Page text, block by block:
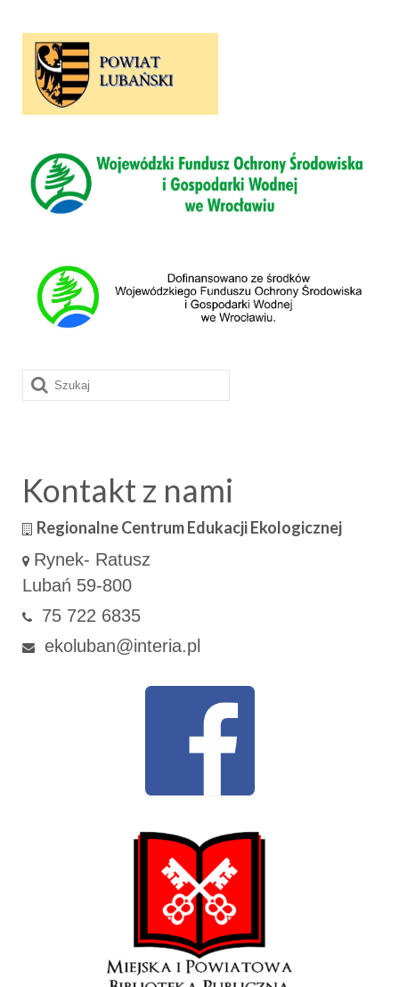
Szuklaj
w:
Kontakt z nami
Regionalne Centrum Edukacji Ekologicznej
Rynek- Ratusz
Lubań 59-800
75 722 6835
ekoluban@interia.pl